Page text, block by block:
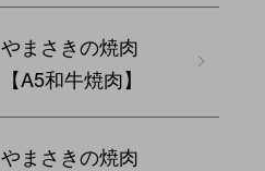
やまさきの焼肉
【A5和牛焼肉】
やまさきの焼肉